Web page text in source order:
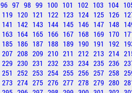
96 97 98 99 100 101 102 103 104
119 120 121 122 123 124 125 126
141 142 143 144 145 146 147 148
163 164 165 166 167 168 169 170
185 186 187 188 189 190 191 192
207 208 209 210 211 212 213 214
229 230 231 232 233 234 235 236
251 252 253 254 255 256 257 258
273 274 275 276 277 278 279 280